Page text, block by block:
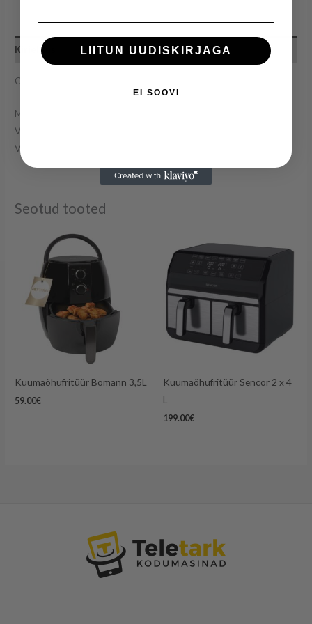
Kirjeldus
Clatronic FR3587
Maht: 3L
Võimsus: 2000W
Värv: roostevaba
Seotud tooted
Kuumaõhufritüür Bomann 3,5L
59.00€
Kuumaõhufritüür Sencor 2 x 4
L
199.00€
LIITUN UUDISKIRJAGA
EI SOOVI